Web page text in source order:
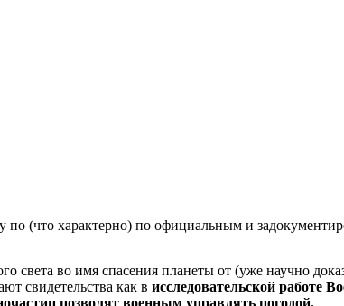
по (что характерно) по официальным и
во имя спасения планеты от (уже научно
свидетельства как в исследовательской работе
позволят военным управлять погодой.